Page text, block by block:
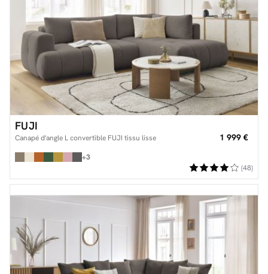
FUJI
Canapé d'angle L convertible FUJI tissu lisse 1 999 €
+3
(48)